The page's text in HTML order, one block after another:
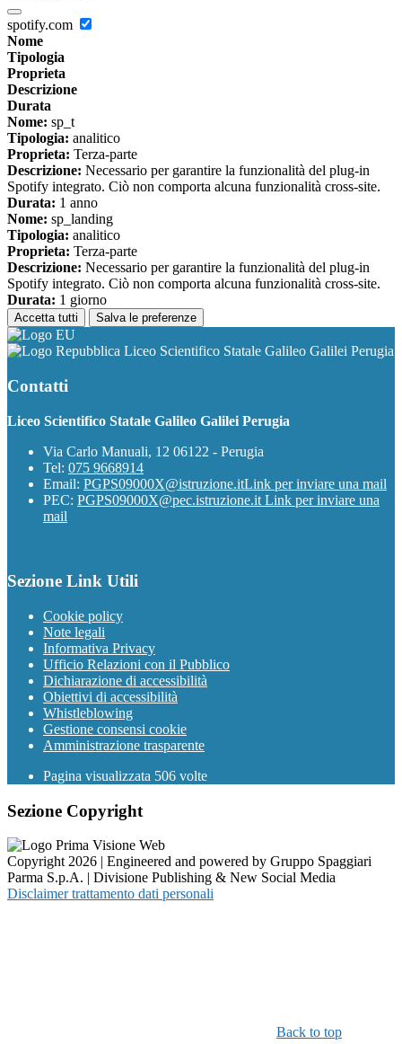
spotify.com
Nome
Tipologia
Proprieta
Descrizione
Durata
Nome: sp_t
Tipologia: analitico
Proprieta: Terza-parte
Descrizione: Necessario per garantire la funzionalità del plug-in
Spotify integrato. Ciò non comporta alcuna funzionalità cross-site.
Durata: 1 anno
Nome: sp_landing
Tipologia: analitico
Proprieta: Terza-parte
Descrizione: Necessario per garantire la funzionalità del plug-in
Spotify integrato. Ciò non comporta alcuna funzionalità cross-site.
Durata: 1 giorno
Accetta tutti Salva le preferenze
Liceo Scientifico Statale Galileo Galilei Perugia
Contatti
Liceo Scientifico Statale Galileo Galilei Perugia
Via Carlo Manuali, 12 06122 - Perugia
Tel: 075 9668914
Email: PGPS09000X@istruzione.itLink per inviare una mail
PEC: PGPS09000X@pec.istruzione.it Link per inviare una
mail
Sezione Link Utili
Cookie policy
Note legali
Informativa Privacy
Ufficio Relazioni con il Pubblico
Dichiarazione di accessibilità
Obiettivi di accessibilità
Whistleblowing
Gestione consensi cookie
Amministrazione trasparente
Pagina visualizzata 506 volte
Sezione Copyright
Copyright 2026 | Engineered and powered by Gruppo Spaggiari
Parma S.p.A. | Divisione Publishing & New Social Media
Disclaimer trattamento dati personali
Back to top